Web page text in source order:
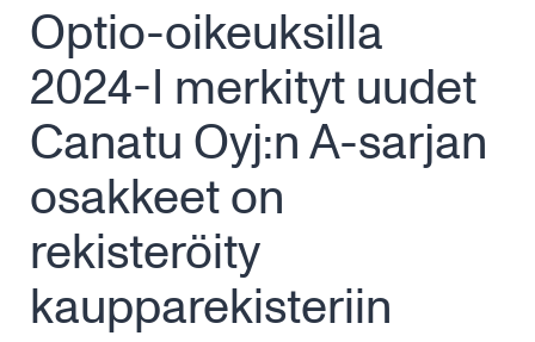
Optio-oikeuksilla
2024-I merkityt uudet
Canatu Oyj:n A-sarjan
osakkeet on
rekisteröity
kaupparekisteriin